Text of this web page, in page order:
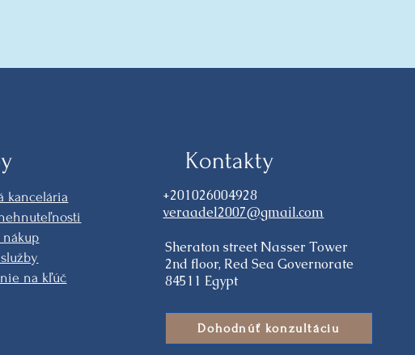
kancelária
na kľúč
+201026004928
veraadel2007@gmail.com
Sheraton street Nasser Tower
2nd floor, Red Sea Governorate
84511 Egypt
Dohodnúť konzultáciu
Kontakty